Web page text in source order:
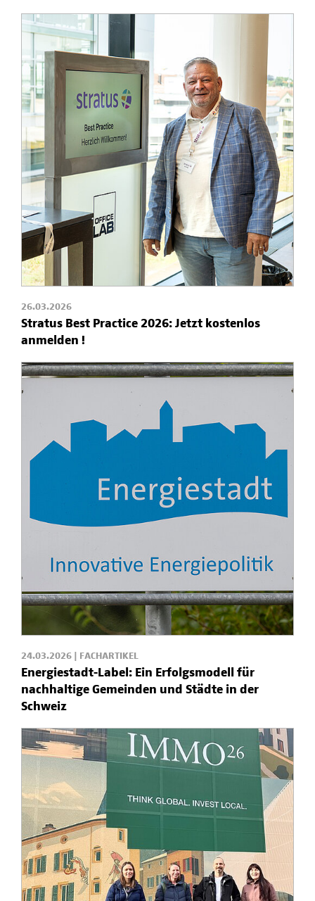
26.03.2026
Stratus Best Practice 2026: Jetzt kostenlos
anmelden !
24.03.2026 | FACHARTIKEL
Energiestadt-Label: Ein Erfolgsmodell für
nachhaltige Gemeinden und Städte in der
Schweiz